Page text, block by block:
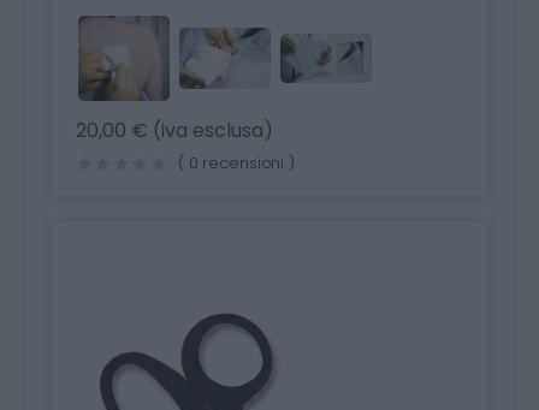
20,00 € (iva esclusa)
( 0 recensioni )